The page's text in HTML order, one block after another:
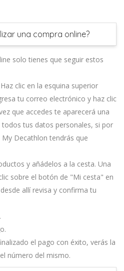
una compra online?
solo tienes que seguir estos
clic en la esquina superior
tu correo electrónico y haz clic
que accedes te aparecerá una
tus datos personales, si por
Decathlon tendrás que
y añádelos a la cesta. Una
sobre el botón de "Mi cesta" en
allí revisa y confirma tu
el pago con éxito, verás la
número del mismo.